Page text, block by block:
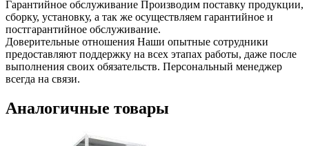
Гарантийное обслуживание Производим поставку продукции,
сборку, установку, а так же осуществляем гарантийное и
постгарантийное обслуживание.
Доверительные отношения Наши опытные сотрудники
предоставляют поддержку на всех этапах работы, даже после
выполнения своих обязательств. Персональный менеджер
всегда на связи.
Аналогичные товары